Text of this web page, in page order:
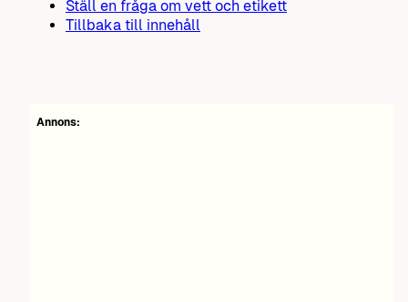
Ställ en fråga om vett och etikett
Tillbaka till innehåll
Annons: